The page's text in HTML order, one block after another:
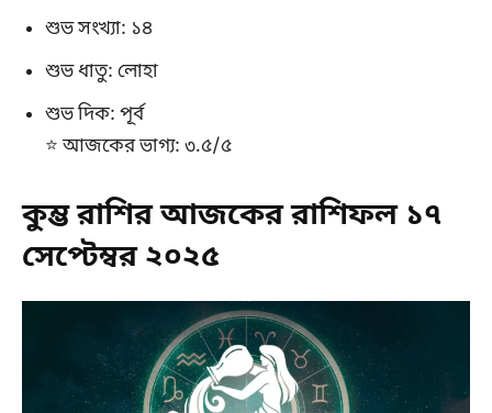
শুভ সংখ্যা: ১৪
শুভ ধাতু: লোহা
শুভ দিক: পূর্ব
⭐ আজকের ভাগ্য: ৩.৫/৫
কুম্ভ রাশির আজকের রাশিফল ১৭
সেপ্টেম্বর ২০২৫